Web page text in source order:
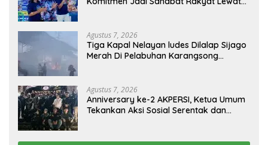
Agustus 7, 2026
Tiga Kapal Nelayan ludes Dilalap Sijago
Merah Di Pelabuhan Karangsong
Agustus 7, 2026
Anniversary ke-2 AKPERSI, Ketua Umum
Tekankan Aksi Sosial Serentak dan